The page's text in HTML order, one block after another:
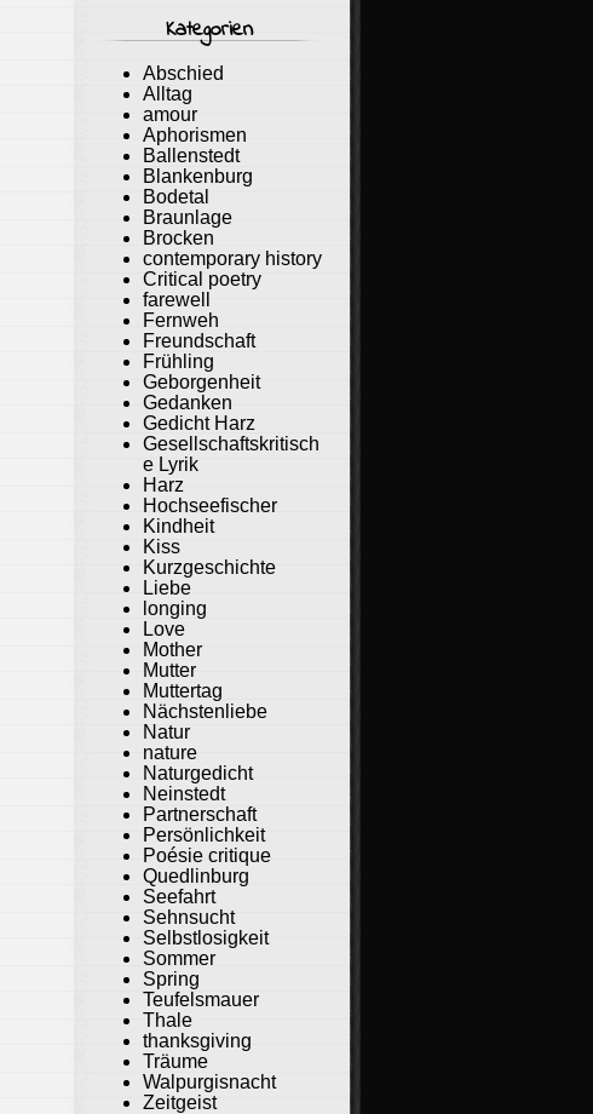
Kategorien
Abschied
Alltag
amour
Aphorismen
Ballenstedt
Blankenburg
Bodetal
Braunlage
Brocken
contemporary history
Critical poetry
farewell
Fernweh
Freundschaft
Frühling
Geborgenheit
Gedanken
Gedicht Harz
Gesellschaftskritisch
e Lyrik
Harz
Hochseefischer
Kindheit
Kiss
Kurzgeschichte
Liebe
longing
Love
Mother
Mutter
Muttertag
Nächstenliebe
Natur
nature
Naturgedicht
Neinstedt
Partnerschaft
Persönlichkeit
Poésie critique
Quedlinburg
Seefahrt
Sehnsucht
Selbstlosigkeit
Sommer
Spring
Teufelsmauer
Thale
thanksgiving
Träume
Walpurgisnacht
Zeitgeist